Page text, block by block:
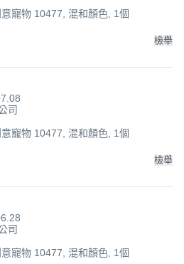
寵物 10477, 混和顏色, 1個
檢舉
司
寵物 10477, 混和顏色, 1個
檢舉
司
寵物 10477, 混和顏色, 1個